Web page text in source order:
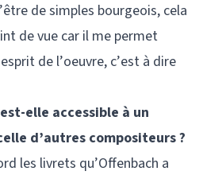
de simples bourgeois, cela
de vue car il me permet
de l’oeuvre, c’est à dire
elle accessible à un
d’autres compositeurs ?
les livrets qu’Offenbach a